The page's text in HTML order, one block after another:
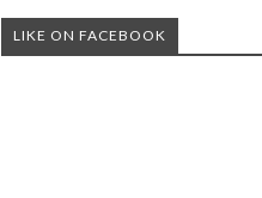
LIKE ON FACEBOOK